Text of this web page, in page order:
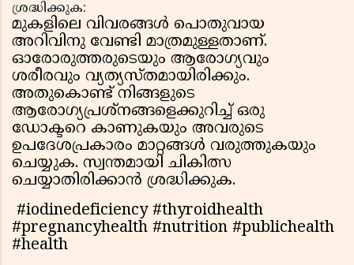
ശ്രദ്ധിക്കുക:
മുകളിലെ വിവരങ്ങൾ പൊതുവായ
അറിവിനു വേണ്ടി മാത്രമുള്ളതാണ്.
ഓരോരുത്തരുടെയും ആരോഗ്യവും
ശരീരവും വ്യത്യസ്തമായിരിക്കും.
അതുകൊണ്ട് നിങ്ങളുടെ
ആരോഗ്യപ്രശ്നങ്ങളെക്കുറിച്ച് ഒരു
ഡോക്ടറെ കാണുകയും അവരുടെ
ഉപദേശപ്രകാരം മാറ്റങ്ങൾ വരുത്തുകയും
ചെയ്യുക. സ്വന്തമായി ചികിത്സ
ചെയ്യാതിരിക്കാൻ ശ്രദ്ധിക്കുക.
#iodinedeficiency #thyroidhealth
#pregnancyhealth #nutrition #publichealth
#health